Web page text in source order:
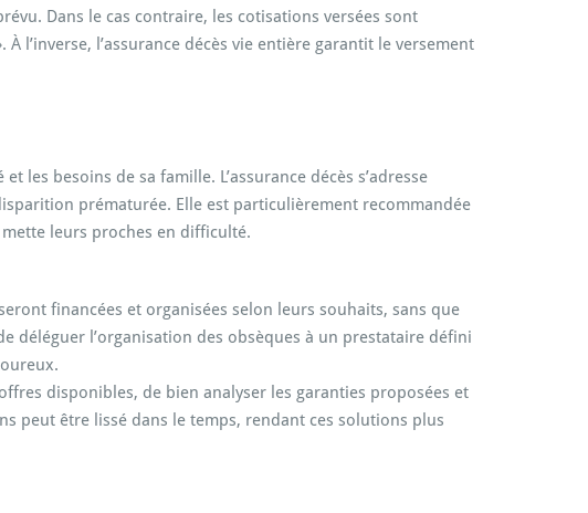
Dans le cas contraire, les cotisations versées sont
l’assurance décès vie entière garantit le versement
les besoins de sa famille. L’assurance décès s’adresse
prématurée. Elle est particulièrement recommandée
leurs proches en difficulté.
financées et organisées selon leurs souhaits, sans que
déléguer l’organisation des obsèques à un prestataire défini
disponibles, de bien analyser les garanties proposées et
peut être lissé dans le temps, rendant ces solutions plus